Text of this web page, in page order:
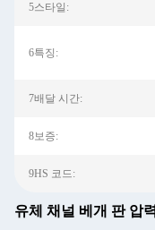
5스타일:
6특징:
7배달 시간:
8보증:
9HS 코드:
유체 채널 베개 판 압